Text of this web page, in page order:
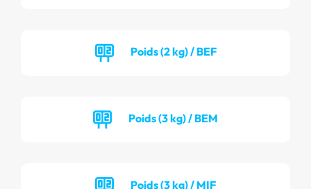
Poids (2 kg) / BEF
Poids (3 kg) / BEM
Poids (3 kg) / MIF